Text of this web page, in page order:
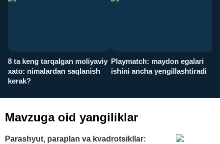
8 ta keng tarqalgan moliyaviy
xato: nimalardan saqlanish
kerak?
Playmatch: maydon egalari
ishini ancha yengillashtiradi
Mavzuga oid yangiliklar
Parashyut, paraplan va kvadrotsikllar: